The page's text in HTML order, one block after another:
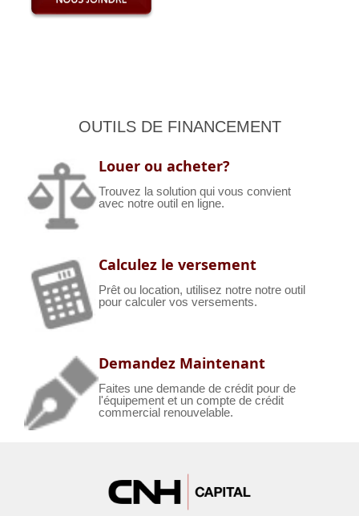
OUTILS DE FINANCEMENT
Louer ou acheter?
Trouvez la solution qui vous convient
avec notre outil en ligne.
Calculez le versement
Prêt ou location, utilisez notre notre outil
pour calculer vos versements.
Demandez Maintenant
Faites une demande de crédit pour de
l'équipement et un compte de crédit
commercial renouvelable.